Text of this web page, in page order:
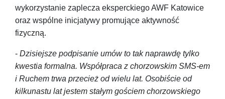
wykorzystanie zaplecza eksperckiego AWF Katowice
oraz wspólne inicjatywy promujące aktywność
fizyczną.
- Dzisiejsze podpisanie umów to tak naprawdę tylko
kwestia formalna. Współpraca z chorzowskim SMS-em
i Ruchem trwa przecież od wielu lat. Osobiście od
kilkunastu lat jestem stałym gościem chorzowskiego